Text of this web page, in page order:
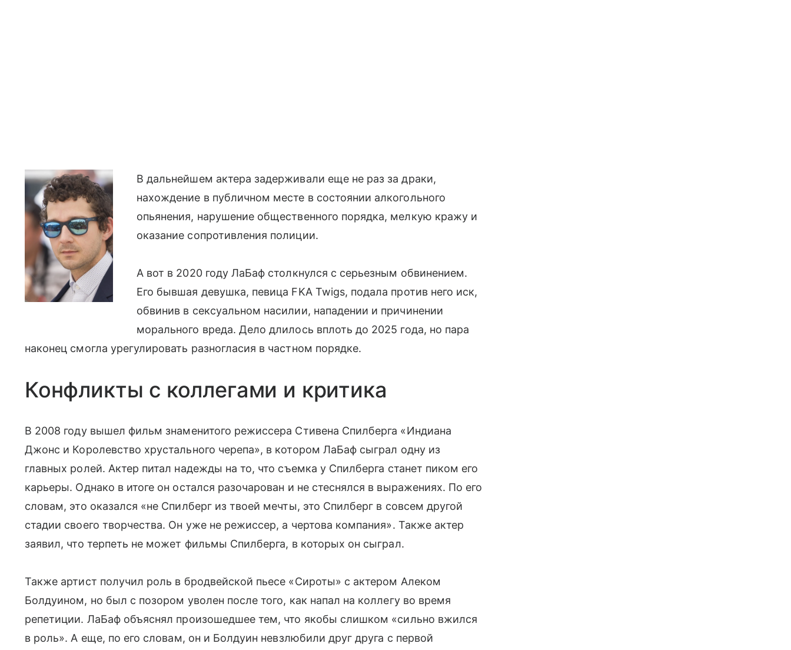
В дальнейшем актера задерживали еще не раз за драки,
нахождение в публичном месте в состоянии алкогольного
опьянения, нарушение общественного порядка, мелкую кражу и
оказание сопротивления полиции.
А вот в 2020 году ЛаБаф столкнулся с серьезным обвинением.
Его бывшая девушка, певица FKA Twigs, подала против него иск,
обвинив в сексуальном насилии, нападении и причинении
морального вреда. Дело длилось вплоть до 2025 года, но пара
наконец смогла урегулировать разногласия в частном порядке.
Конфликты с коллегами и критика
В 2008 году вышел фильм знаменитого режиссера Стивена Спилберга «Индиана
Джонс и Королевство хрустального черепа», в котором ЛаБаф сыграл одну из
главных ролей. Актер питал надежды на то, что съемка у Спилберга станет пиком его
карьеры. Однако в итоге он остался разочарован и не стеснялся в выражениях. По его
словам, это оказался «не Спилберг из твоей мечты, это Спилберг в совсем другой
стадии своего творчества. Он уже не режиссер, а чертова компания». Также актер
заявил, что терпеть не может фильмы Спилберга, в которых он сыграл.
Также артист получил роль в бродвейской пьесе «Сироты» с актером Алеком
Болдуином, но был с позором уволен после того, как напал на коллегу во время
репетиции. ЛаБаф объяснял произошедшее тем, что якобы слишком «сильно вжился
в роль». А еще, по его словам, он и Болдуин невзлюбили друг друга с первой